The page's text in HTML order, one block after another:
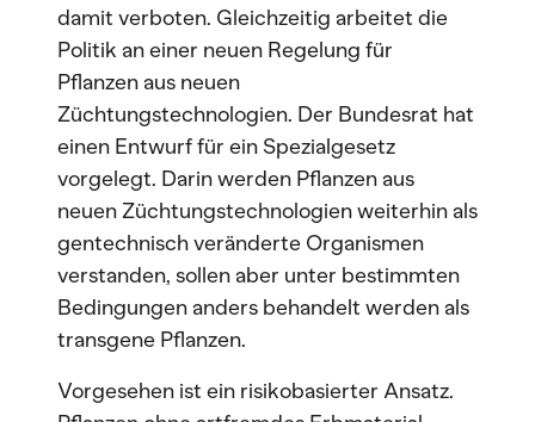
damit verboten. Gleichzeitig arbeitet die
Politik an einer neuen Regelung für
Pflanzen aus neuen
Züchtungstechnologien. Der Bundesrat hat
einen Entwurf für ein Spezialgesetz
vorgelegt. Darin werden Pflanzen aus
neuen Züchtungstechnologien weiterhin als
gentechnisch veränderte Organismen
verstanden, sollen aber unter bestimmten
Bedingungen anders behandelt werden als
transgene Pflanzen.
Vorgesehen ist ein risikobasierter Ansatz.